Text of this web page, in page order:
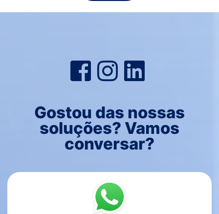
Gostou das nossas
soluções? Vamos
conversar?